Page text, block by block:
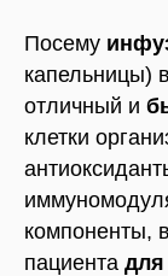
Посему
капельницы)
отличный и
клетки
компоненты,
пациента